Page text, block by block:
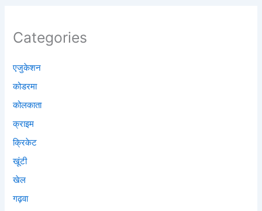
Categories
एजुकेशन
कोडरमा
कोलकाता
क्राइम
क्रिकेट
खूंटी
खेल
गढ़वा